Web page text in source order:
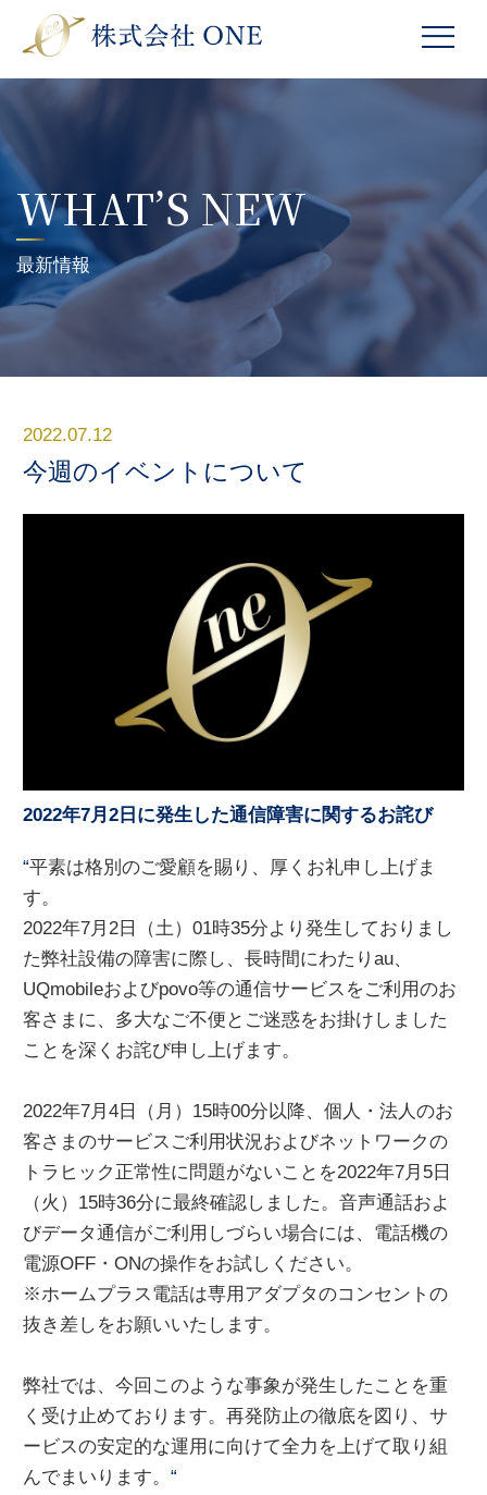
WHAT’S NEW
最新情報
2022.07.12
今週のイベントについて
2022年7月2日に発生した通信障害に関するお詫び
“平素は格別のご愛顧を賜り、厚くお礼申し上げま
す。
2022年7月2日（土）01時35分より発生しておりまし
た弊社設備の障害に際し、長時間にわたりau、
UQmobileおよびpovo等の通信サービスをご利用のお
客さまに、多大なご不便とご迷惑をお掛けしました
ことを深くお詫び申し上げます。
2022年7月4日（月）15時00分以降、個人・法人のお
客さまのサービスご利用状況およびネットワークの
トラヒック正常性に問題がないことを2022年7月5日
（火）15時36分に最終確認しました。音声通話およ
びデータ通信がご利用しづらい場合には、電話機の
電源OFF・ONの操作をお試しください。
※ホームプラス電話は専用アダプタのコンセントの
抜き差しをお願いいたします。
弊社では、今回このような事象が発生したことを重
く受け止めております。再発防止の徹底を図り、サ
ービスの安定的な運用に向けて全力を上げて取り組
んでまいります。 “